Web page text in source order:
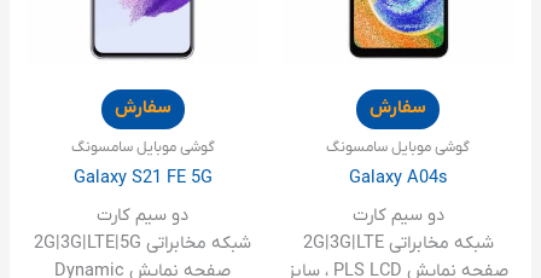
سفارش
گوشی موبایل سامسونگ
Galaxy A04s
دو سیم کارت
شبکه مخابراتی 2G|3G|LTE
صفحه نمایش PLS LCD ، سایز
سفارش
گوشی موبایل سامسونگ
Galaxy S21 FE 5G
دو سیم کارت
شبکه مخابراتی 2G|3G|LTE|5G
صفحه نمایش Dynamic